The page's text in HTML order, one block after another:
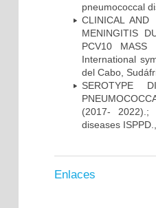
pneumococcal
CLINICAL AND
MENINGITIS
PCV10 MASS
International
del Cabo,
SEROTYPE
(2017- 2022).;
diseases
Enlaces